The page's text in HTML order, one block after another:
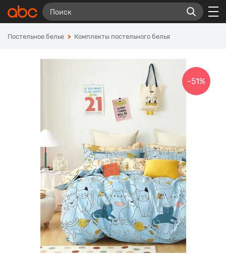
Постельное белье Комплекты постельного белья
-51%